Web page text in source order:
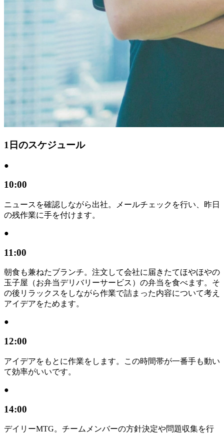
1日のスケジュール
●
10:00
ニュースを確認しながら出社。メールチェックを行い、昨日
の残作業に手を付けます。
●
11:00
朝食も兼ねたブランチ。注文して会社に届きたてほやほやの
玉子屋（お弁当デリバリーサービス）の弁当を食べます。そ
の後リラックスをしながら作業で詰まった内容について考え
アイデアをためます。
●
12:00
アイデアをもとに作業をします。この時間帯が一番手も動い
て効率がいいです。
●
14:00
デイリーMTG。チームメンバーの方針決定や問題収集を行